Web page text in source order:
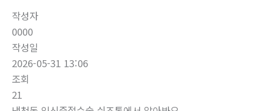
작성자
0000
작성일
2026-05-31 13:06
조회
21